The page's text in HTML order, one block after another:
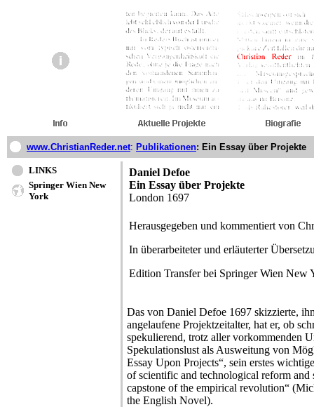
www.ChristianReder.net: Publikationen: Ein Essay über Projekte
LINKS
Springer Wien New
York
Daniel Defoe
Ein Essay über Projekte
London 1697
Herausgegeben und kommentiert von
In überarbeiteter und erläuterter
Edition Transfer bei Springer Wien New
Das von Daniel Defoe 1697 skizzierte,
angelaufene Projektzeitalter, hat er, ob
spekulierend, trotz aller vorkommenden
Spekulationslust als Ausweitung von
Essay Upon Projects“, sein erstes
of scientific and technological reform and
capstone of the empirical revolution“
the English Novel).